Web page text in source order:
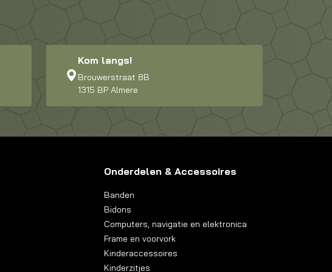
Kom langs!
Brouwerstraat 8B
1315 BP Almere
Onderdelen & Accessoires
Banden
Bidons
Computers, navigatie en elektronica
Frame en voorvork
Kinderaccessoires
Kinderzitjes